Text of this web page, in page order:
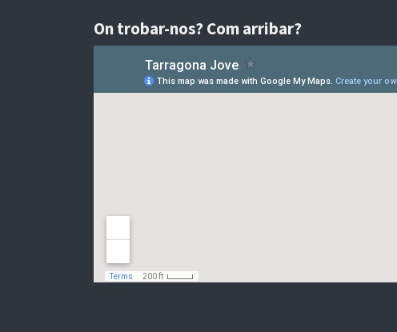
On trobar-nos? Com arribar?